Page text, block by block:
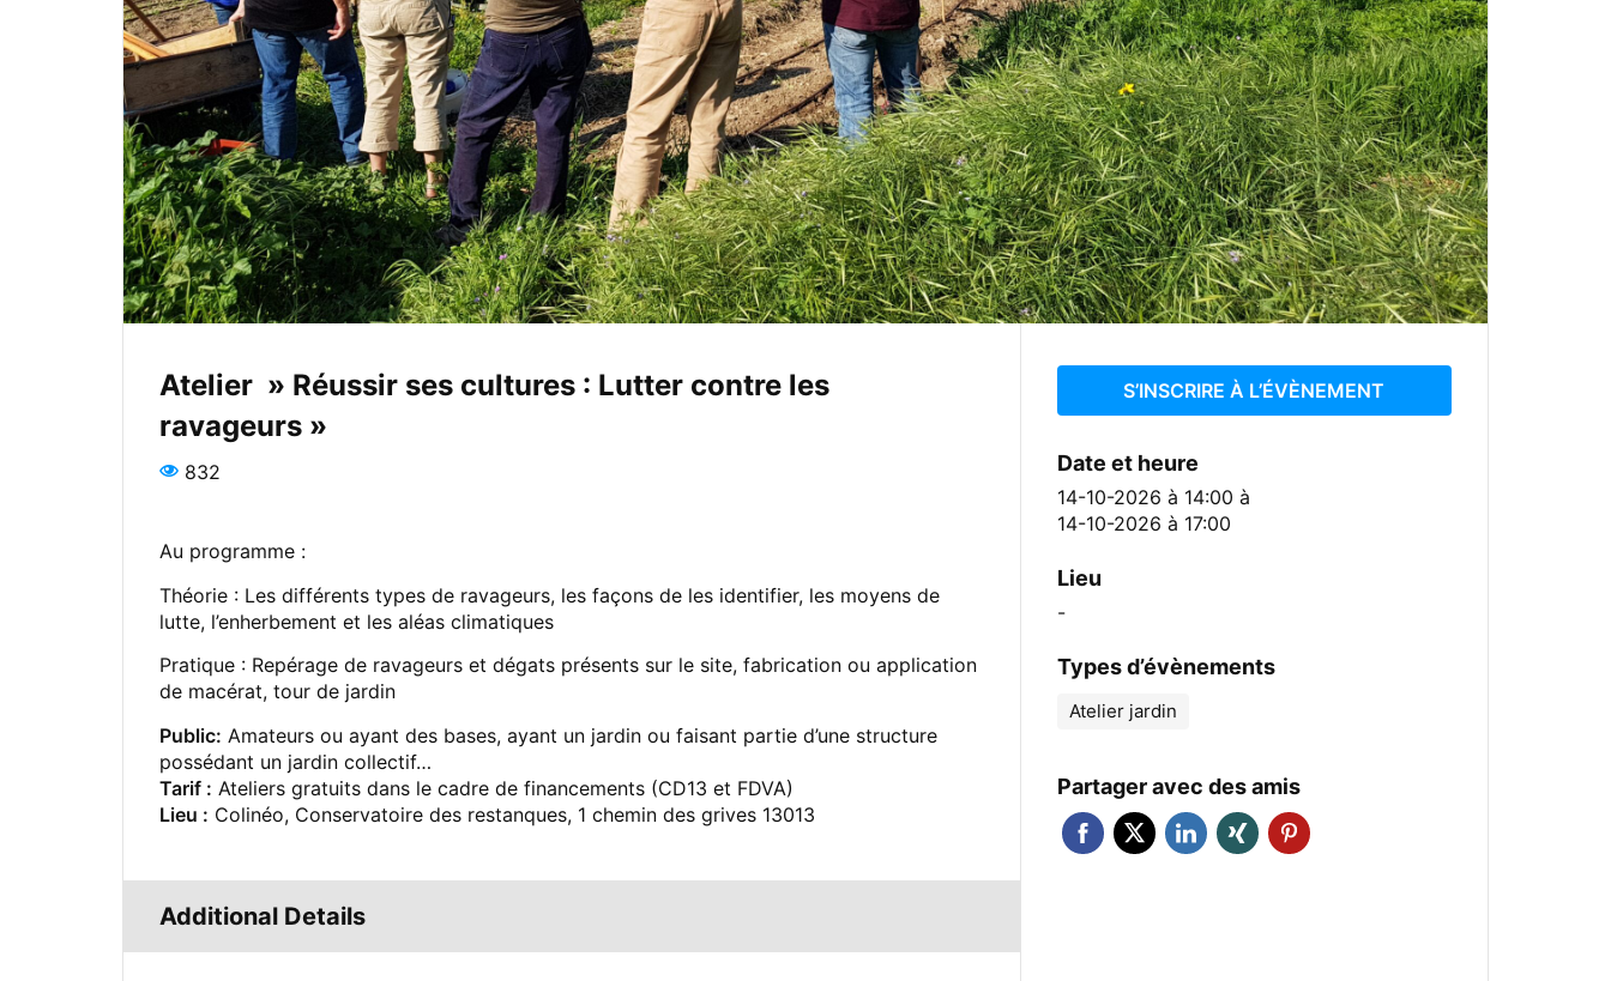
Atelier » Réussir ses cultures : Lutter contre les
ravageurs »
832
Au programme :
Théorie : Les différents types de ravageurs, les façons de les identifier, les moyens de
lutte, l’enherbement et les aléas climatiques
Pratique : Repérage de ravageurs et dégats présents sur le site, fabrication ou application
de macérat, tour de jardin
Public: Amateurs ou ayant des bases, ayant un jardin ou faisant partie d’une structure
possédant un jardin collectif…
Tarif : Ateliers gratuits dans le cadre de financements (CD13 et FDVA)
Lieu : Colinéo, Conservatoire des restanques, 1 chemin des grives 13013
Additional Details
S’INSCRIRE À L’ÉVÈNEMENT
Date et heure
14-10-2026 à 14:00 à
14-10-2026 à 17:00
Lieu
-
Types d’évènements
Atelier jardin
Partager avec des amis